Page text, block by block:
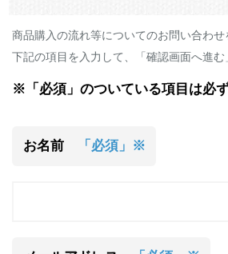
商品購入の流れ等についてのお問い合わせ
下記の項目を入力して、「確認画面へ進む
※「必須」のついている項目は必
お名前 「必須」※